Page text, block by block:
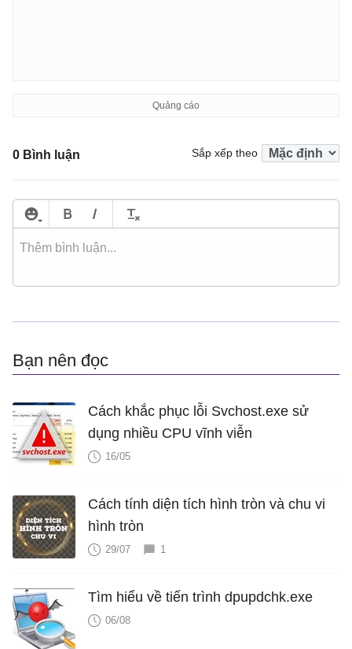
0 Bình luận Sắp xếp theo
Bạn nên đọc
Cách khắc phục lỗi Svchost.exe sử
dụng nhiều CPU vĩnh viễn
16/05
Cách tính diện tích hình tròn và chu vi
hình tròn
29/07 1
Tìm hiểu về tiến trình dpupdchk.exe
06/08